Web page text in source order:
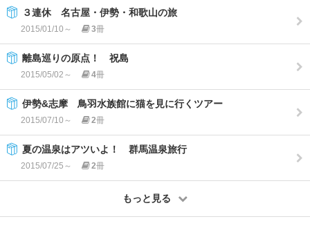
３連休 名古屋・伊勢・和歌山の旅
2015/01/10～ 3冊
離島巡りの原点！ 祝島
2015/05/02～ 4冊
伊勢&志摩 鳥羽水族館に猫を見に行くツアー
2015/07/10～ 2冊
夏の温泉はアツいよ！ 群馬温泉旅行
2015/07/25～ 2冊
もっと見る